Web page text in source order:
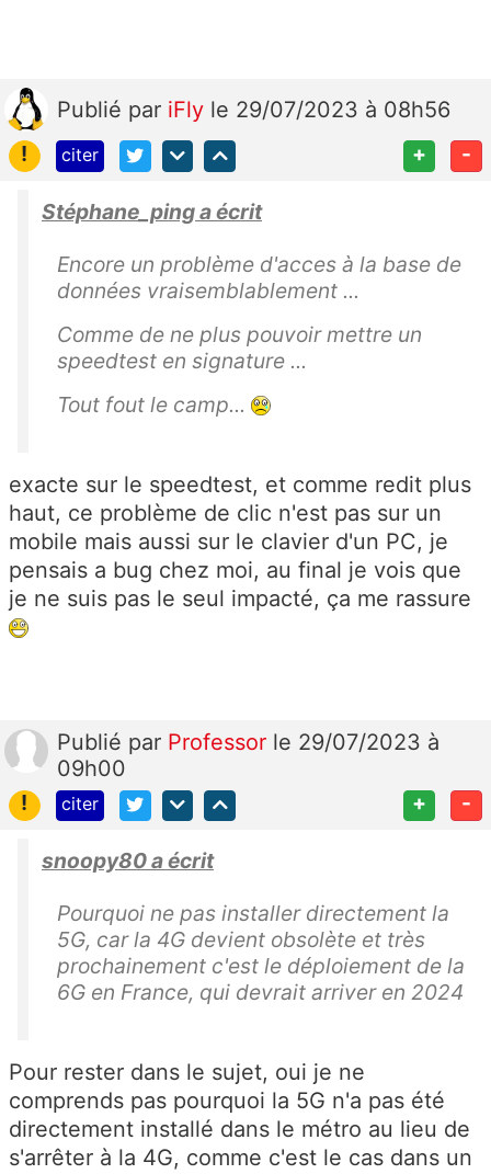
Publié par iFly le 29/07/2023 à 08h56
!
citer + -
Stéphane_ping a écrit
Encore un problème d'acces à la base de
données vraisemblablement ...
Comme de ne plus pouvoir mettre un
speedtest en signature ...
Tout fout le camp...
exacte sur le speedtest, et comme redit plus
haut, ce problème de clic n'est pas sur un
mobile mais aussi sur le clavier d'un PC, je
pensais a bug chez moi, au final je vois que
je ne suis pas le seul impacté, ça me rassure
Publié par Professor le 29/07/2023 à
09h00
!
citer + -
snoopy80 a écrit
Pourquoi ne pas installer directement la
5G, car la 4G devient obsolète et très
prochainement c'est le déploiement de la
6G en France, qui devrait arriver en 2024
Pour rester dans le sujet, oui je ne
comprends pas pourquoi la 5G n'a pas été
directement installé dans le métro au lieu de
s'arrêter à la 4G, comme c'est le cas dans un